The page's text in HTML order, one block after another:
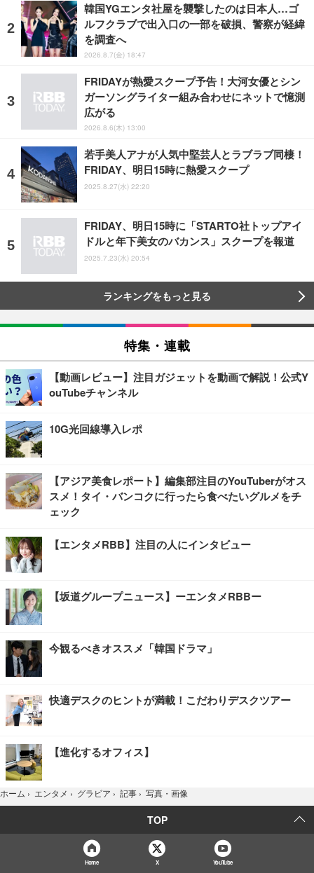
韓国YGエンタ社屋を襲撃したのは日本人…ゴ
ルフクラブで出入口の一部を破損、警察が経緯
を調査へ
2026.8.7(金) 18:47
FRIDAYが熱愛スクープ予告！大河女優とシン
ガーソングライター組み合わせにネットで憶測
広がる
2026.8.6(木) 13:00
若手美人アナが人気中堅芸人とラブラブ同棲！
FRIDAY、明日15時に熱愛スクープ
2025.8.27(水) 22:20
FRIDAY、明日15時に「STARTO社トップアイ
ドルと年下美女のバカンス」スクープを報道
2025.7.23(水) 20:54
ランキングをもっと見る
特集・連載
【動画レビュー】注目ガジェットを動画で解説！公式Y
ouTubeチャンネル
10G光回線導入レポ
【アジア美食レポート】編集部注目のYouTuberがオス
スメ！タイ・バンコクに行ったら食べたいグルメをチ
ェック
【エンタメRBB】注目の人にインタビュー
【坂道グループニュース】ーエンタメRBBー
今観るべきオススメ「韓国ドラマ」
快適デスクのヒントが満載！こだわりデスクツアー
【進化するオフィス】
ホーム › エンタメ › グラビア › 記事 › 写真・画像
TOP
Home X YouTube